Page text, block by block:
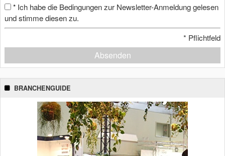
* Ich habe die Bedingungen zur Newsletter-Anmeldung gelesen
und stimme diesen zu.
* Pflichtfeld
Absenden
BRANCHENGUIDE